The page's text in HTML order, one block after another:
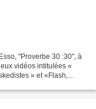
"Proverbe 30 :30", à
vidéos intitulées «
» et «Flash,